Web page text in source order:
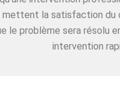
mettent la satisfaction
le problème sera
intervention